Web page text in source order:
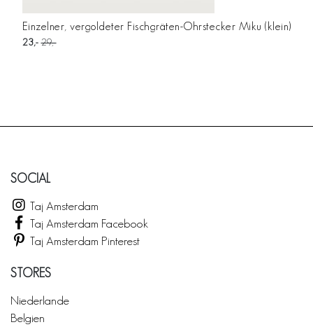
Einzelner, vergoldeter Fischgräten-Ohrstecker Miku (klein)
23 29
SOCIAL
Taj Amsterdam
Taj Amsterdam Facebook
Taj Amsterdam Pinterest
STORES
Niederlande
Belgien